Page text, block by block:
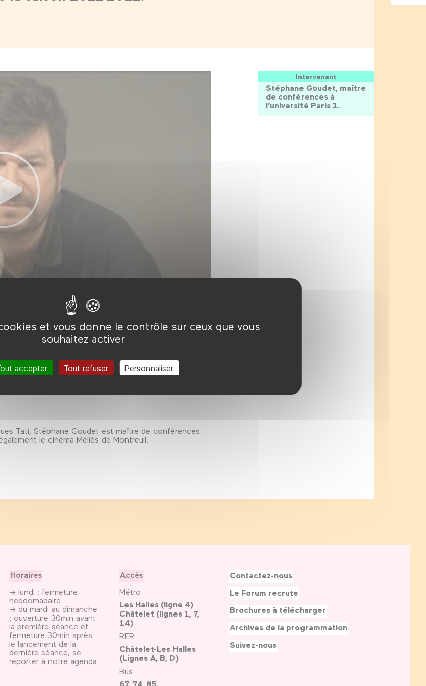
et vous donne le contrôle sur ceux que vous
souhaitez activer
accepter Tout refuser Personnaliser
Intervenant
Stéphane Goudet, maître
de conférences à
l’université Paris 1.
moments où Hulot travaille, dans la séquence des
dansTrafic.
Tati, Stéphane Goudet est maître de conférences
le cinéma Méliès de Montreuil.
Horaires
→ lundi : fermeture
hebdomadaire
→ du mardi au dimanche
: ouverture 30min avant
la première séance et
fermeture 30min après
le lancement de la
dernière séance, se
reporter à notre agenda
Accès
Métro
Les Halles (ligne 4)
Châtelet (lignes 1, 7,
14)
RER
Châtelet-Les Halles
(Lignes A, B, D)
Bus
67, 74, 85
Contactez-nous
Le Forum recrute
Brochures à télécharger
Archives de la programmation
Suivez-nous